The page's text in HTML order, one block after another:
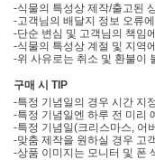
-식물의 특성상 제작/출고된
-고객님의 배달지 정보 오류
-단순 변심 및 고객님의 책임
-식물의 특성상 계절 및 지역
-위 사유로는 취소 및 환불이
구매 시 TIP
-특정 기념일의 경우 시간 지
-특정 기념일엔 하루 전 미리
-특정 기념일(크리스마스, 어
-맞춤 제작을 원하실 경우 고
-상품 이미지는 모니터 및 폰